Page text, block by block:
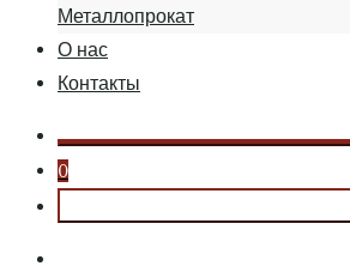
Металлопрокат
О нас
Контакты
0